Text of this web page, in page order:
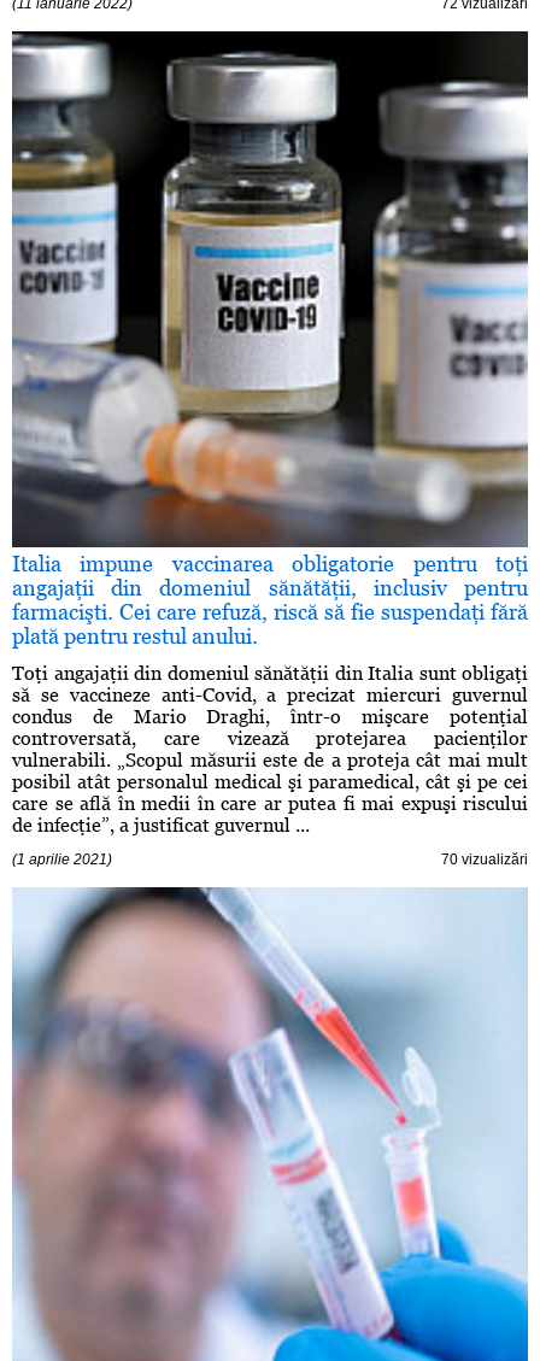
(11 ianuarie 2022) 72 vizualizări
Italia impune vaccinarea obligatorie pentru toţi
angajaţii din domeniul sănătăţii, inclusiv pentru
farmacişti. Cei care refuză, riscă să fie suspendaţi fără
plată pentru restul anului.
Toţi angajaţii din domeniul sănătăţii din Italia sunt obligaţi
să se vaccineze anti-Covid, a precizat miercuri guvernul
condus de Mario Draghi, într-o mişcare potenţial
controversată, care vizează protejarea pacienţilor
vulnerabili. „Scopul măsurii este de a proteja cât mai mult
posibil atât personalul medical şi paramedical, cât şi pe cei
care se află în medii în care ar putea fi mai expuşi riscului
de infecţie”, a justificat guvernul ...
(1 aprilie 2021) 70 vizualizări